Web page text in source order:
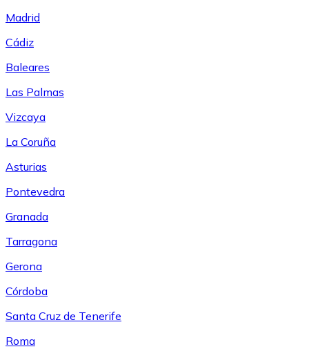
Madrid
Cádiz
Baleares
Las Palmas
Vizcaya
La Coruña
Asturias
Pontevedra
Granada
Tarragona
Gerona
Córdoba
Santa Cruz de Tenerife
Roma